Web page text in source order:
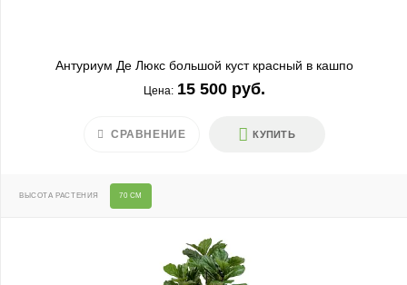
Антуриум Де Люкс большой куст красный в кашпо
Цена: 15 500 руб.
КУПИТЬ
СРАВНЕНИЕ
ВЫСОТА РАСТЕНИЯ 70 СМ